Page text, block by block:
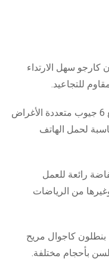
بنطلون كارجو سهل الارتداء
للتجاعيد.
تخزين متعدد الجيوب: سراويل كارجو مع 6 جيوب متعددة الأغراض
لحمل الهاتف
رائعة للعمل
من الرياضات
كاجوال مريح
بأحجام مختلفة.